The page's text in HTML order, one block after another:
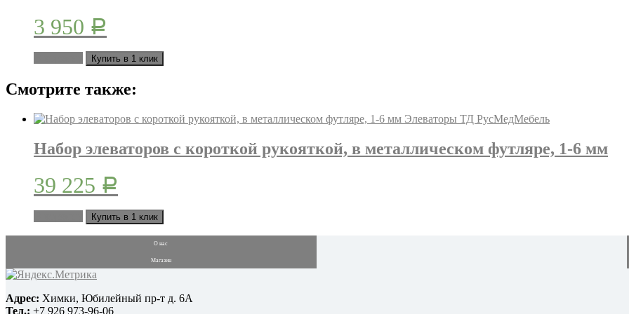
3 950 Р
Купить в 1 клик
Смотрите также:
Набор элеваторов c короткой рукояткой, в металлическом футляре, 1-6 мм
39 225 Р
Купить в 1 клик
О нас
Магазин
Адрес: Химки, Юбилейный пр-т д. 6А
Тел.: +7 926 973-96-06